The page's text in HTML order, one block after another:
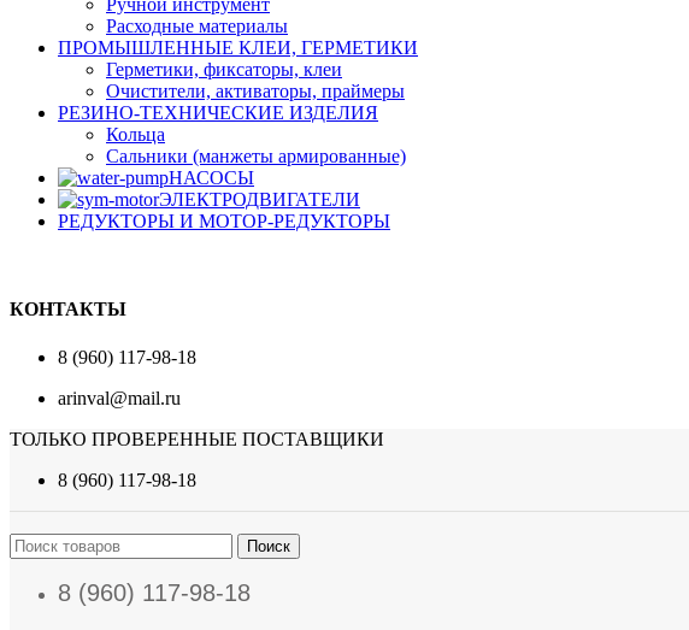
Ручной инструмент
Расходные материалы
ПРОМЫШЛЕННЫЕ КЛЕИ, ГЕРМЕТИКИ
Герметики, фиксаторы, клеи
Очистители, активаторы, праймеры
РЕЗИНО-ТЕХНИЧЕСКИЕ ИЗДЕЛИЯ
Кольца
Сальники (манжеты армированные)
НАСОСЫ
ЭЛЕКТРОДВИГАТЕЛИ
РЕДУКТОРЫ И МОТОР-РЕДУКТОРЫ
КОНТАКТЫ
8 (960) 117-98-18
arinval@mail.ru
ТОЛЬКО ПРОВЕРЕННЫЕ ПОСТАВЩИКИ
8 (960) 117-98-18
Поиск
8 (960) 117-98-18